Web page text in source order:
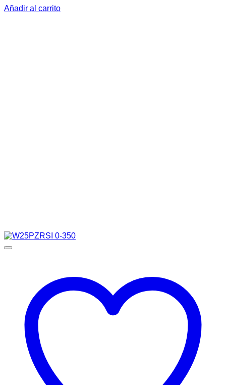
Añadir al carrito